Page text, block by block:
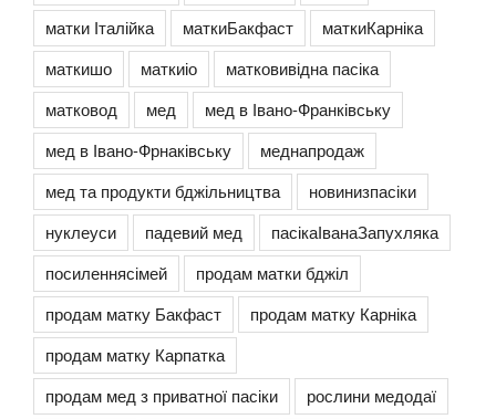
матки Італійка
маткиБакфаст
маткиКарніка
маткишо
маткиіо
матковивідна пасіка
матковод
мед
мед в Івано-Франківську
мед в Івано-Фрнаківську
меднапродаж
мед та продукти бджільництва
новинизпасіки
нуклеуси
падевий мед
пасікаІванаЗапухляка
посиленнясімей
продам матки бджіл
продам матку Бакфаст
продам матку Карніка
продам матку Карпатка
продам мед з приватної пасіки
рослини медодаї